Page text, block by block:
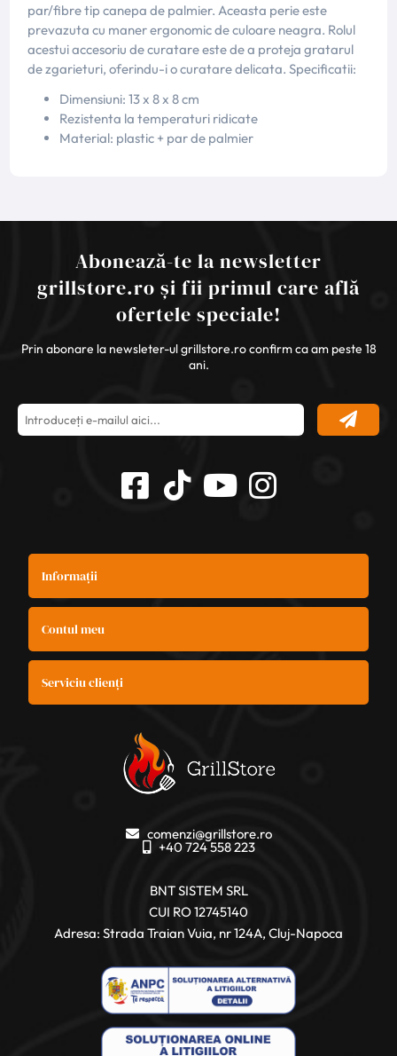
par/fibre tip canepa de palmier. Aceasta perie este
prevazuta cu maner ergonomic de culoare neagra. Rolul
acestui accesoriu de curatare este de a proteja gratarul
de zgarieturi, oferindu-i o curatare delicata. Specificatii:
Dimensiuni: 13 x 8 x 8 cm
Rezistenta la temperaturi ridicate
Material: plastic + par de palmier
Abonează-te la newsletter
grillstore.ro și fii primul care află
ofertele speciale!
Prin abonare la newsleter-ul grillstore.ro confirm ca am peste 18
ani.
Informații
Contul meu
Serviciu clienți
comenzi@grillstore.ro
+40 724 558 223
BNT SISTEM SRL
CUI RO 12745140
Adresa: Strada Traian Vuia, nr 124A, Cluj-Napoca